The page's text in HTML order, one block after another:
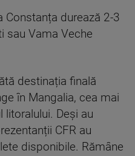
Constanța durează 2-3
sau Vama Veche
destinația finală
în Mangalia, cea mai
litoralului. Deși au
CFR au
disponibile. Rămâne